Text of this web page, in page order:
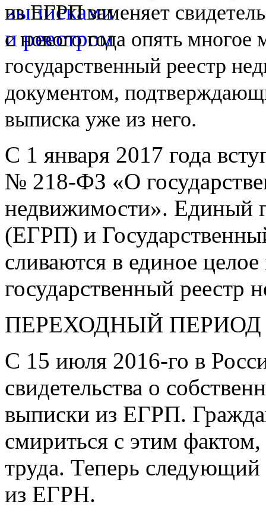
из ЕГРП заменяет
с нового года опять
государственный реестр
документом,
выписка уже из него.
С 1 января 2017 года
№ 218-ФЗ «О
недвижимости». Единый
(ЕГРП) и
сливаются в единое
государственный
ПЕРЕХОДНЫЙ ПЕРИОД
С 15 июля 2016-го в
свидетельства о
выписки из ЕГРП.
смириться с этим
труда. Теперь
из ЕГРН.